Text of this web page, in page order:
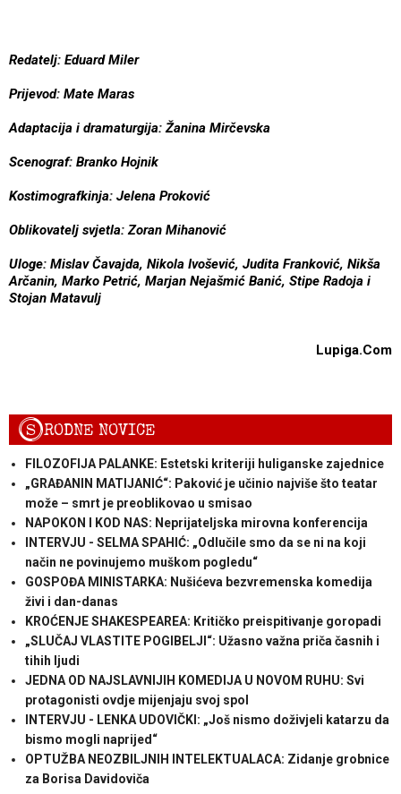
Redatelj: Eduard Miler
Prijevod: Mate Maras
Adaptacija i dramaturgija: Žanina Mirčevska
Scenograf: Branko Hojnik
Kostimografkinja: Jelena Proković
Oblikovatelj svjetla: Zoran Mihanović
Uloge: Mislav Čavajda, Nikola Ivošević, Judita Franković, Nikša
Arčanin, Marko Petrić, Marjan Nejašmić Banić, Stipe Radoja i
Stojan Matavulj
Lupiga.Com
SRODNE NOVICE
FILOZOFIJA PALANKE: Estetski kriteriji huliganske zajednice
„GRAĐANIN MATIJANIĆ“: Paković je učinio najviše što teatar
može – smrt je preoblikovao u smisao
NAPOKON I KOD NAS: Neprijateljska mirovna konferencija
INTERVJU - SELMA SPAHIĆ: „Odlučile smo da se ni na koji
način ne povinujemo muškom pogledu“
GOSPOĐA MINISTARKA: Nušićeva bezvremenska komedija
živi i dan-danas
KROĆENJE SHAKESPEAREA: Kritičko preispitivanje goropadi
„SLUČAJ VLASTITE POGIBELJI“: Užasno važna priča časnih i
tihih ljudi
JEDNA OD NAJSLAVNIJIH KOMEDIJA U NOVOM RUHU: Svi
protagonisti ovdje mijenjaju svoj spol
INTERVJU - LENKA UDOVIČKI: „Još nismo doživjeli katarzu da
bismo mogli naprijed“
OPTUŽBA NEOZBILJNIH INTELEKTUALACA: Zidanje grobnice
za Borisa Davidoviča